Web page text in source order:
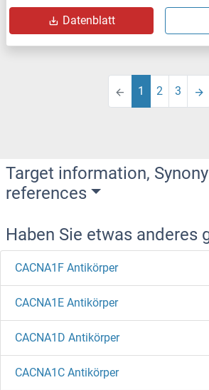
Datenblatt
1 2 3
Target information,
references
Haben Sie etwas anderes
CACNA1F Antikörper
CACNA1E Antikörper
CACNA1D Antikörper
CACNA1C Antikörper